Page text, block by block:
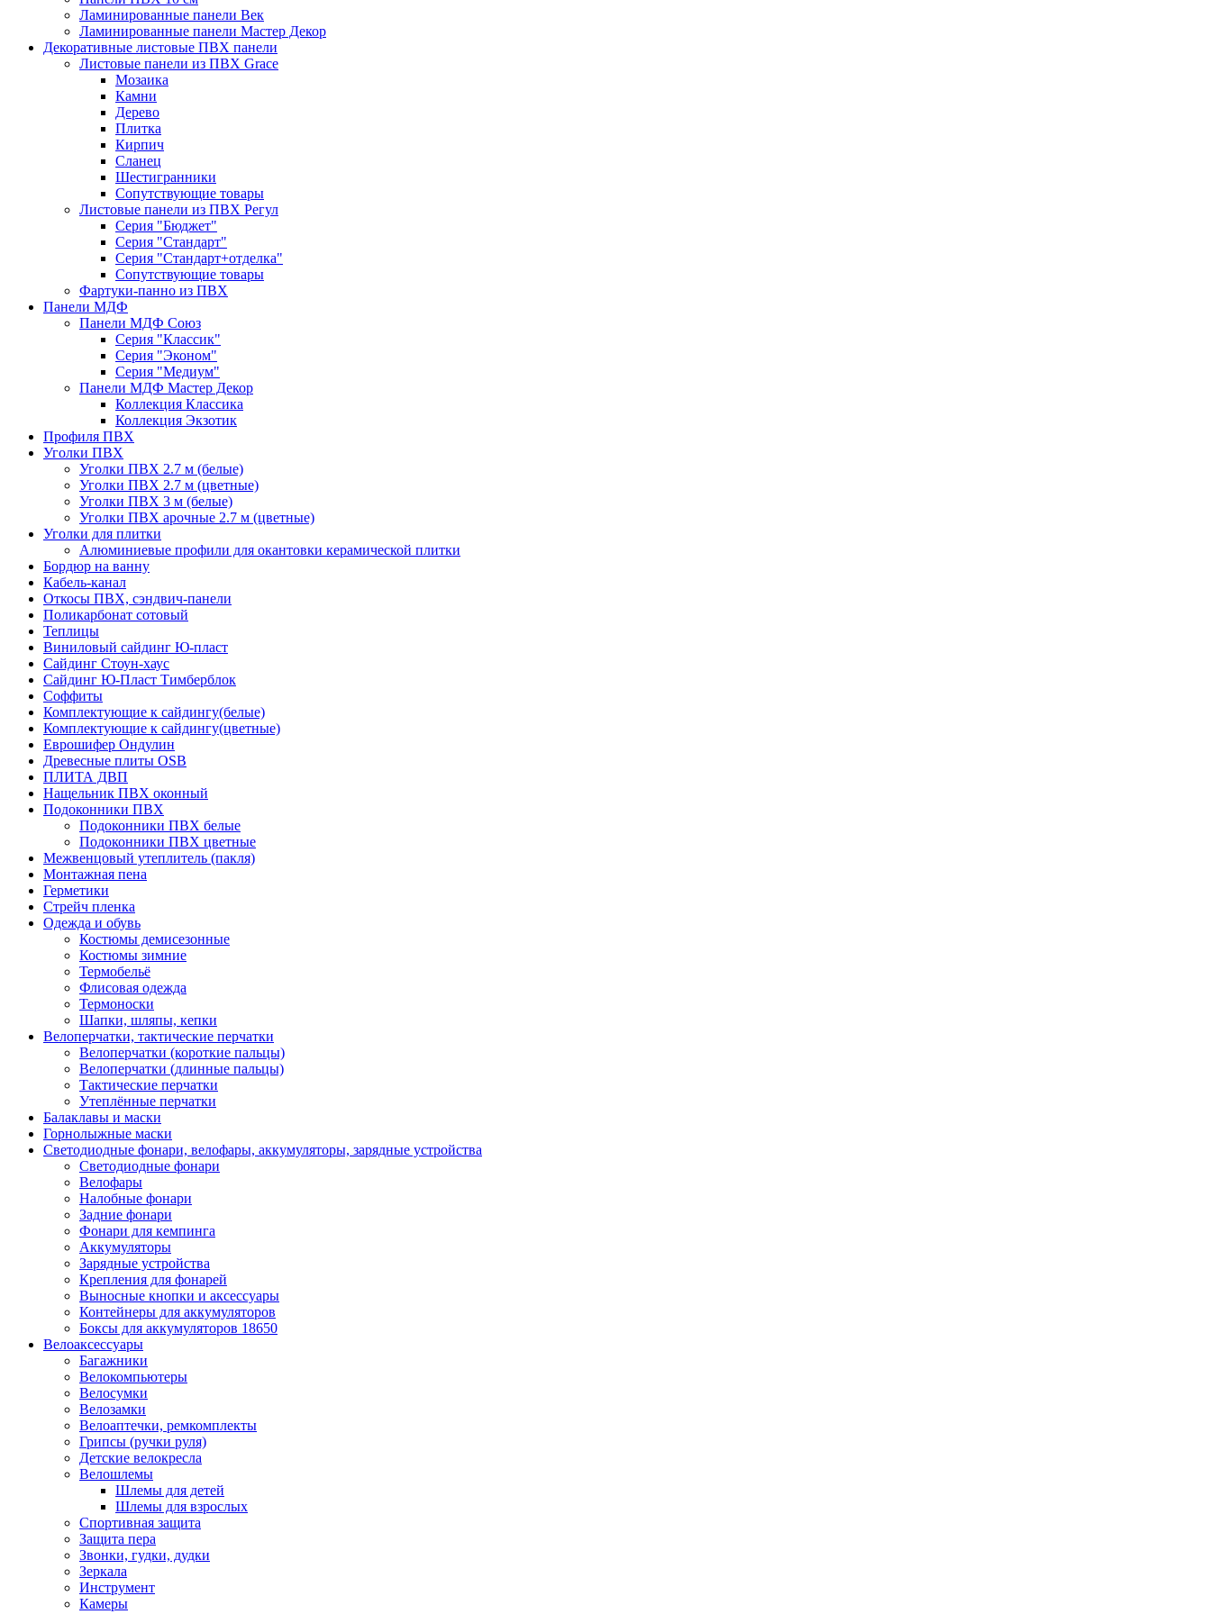
Ламинированные панели Век
Ламинированные панели Мастер Декор
Декоративные листовые ПВХ панели
Листовые панели из ПВХ Grace
Мозаика
Камни
Дерево
Плитка
Кирпич
Сланец
Шестигранники
Сопутствующие товары
Листовые панели из ПВХ Регул
Серия "Бюджет"
Серия "Стандарт"
Серия "Стандарт+отделка"
Сопутствующие товары
Фартуки-панно из ПВХ
Панели МДФ
Панели МДФ Союз
Серия "Классик"
Серия "Эконом"
Серия "Медиум"
Панели МДФ Мастер Декор
Коллекция Классика
Коллекция Экзотик
Профиля ПВХ
Уголки ПВХ
Уголки ПВХ 2.7 м (белые)
Уголки ПВХ 2.7 м (цветные)
Уголки ПВХ 3 м (белые)
Уголки ПВХ арочные 2.7 м (цветные)
Уголки для плитки
Алюминиевые профили для окантовки керамической плитки
Бордюр на ванну
Кабель-канал
Откосы ПВХ, сэндвич-панели
Поликарбонат сотовый
Теплицы
Виниловый сайдинг Ю-пласт
Сайдинг Стоун-хаус
Сайдинг Ю-Пласт Тимберблок
Соффиты
Комплектующие к сайдингу(белые)
Комплектующие к сайдингу(цветные)
Еврошифер Ондулин
Древесные плиты OSB
ПЛИТА ДВП
Нащельник ПВХ оконный
Подоконники ПВХ
Подоконники ПВХ белые
Подоконники ПВХ цветные
Межвенцовый утеплитель (пакля)
Монтажная пена
Герметики
Стрейч пленка
Одежда и обувь
Костюмы демисезонные
Костюмы зимние
Термобельё
Флисовая одежда
Термоноски
Шапки, шляпы, кепки
Велоперчатки, тактические перчатки
Велоперчатки (короткие пальцы)
Велоперчатки (длинные пальцы)
Тактические перчатки
Утеплённые перчатки
Балаклавы и маски
Горнолыжные маски
Светодиодные фонари, велофары, аккумуляторы, зарядные устройства
Светодиодные фонари
Велофары
Налобные фонари
Задние фонари
Фонари для кемпинга
Аккумуляторы
Зарядные устройства
Крепления для фонарей
Выносные кнопки и аксессуары
Контейнеры для аккумуляторов
Боксы для аккумуляторов 18650
Велоаксессуары
Багажники
Велокомпьютеры
Велосумки
Велозамки
Велоаптечки, ремкомплекты
Грипсы (ручки руля)
Детские велокресла
Велошлемы
Шлемы для детей
Шлемы для взрослых
Спортивная защита
Защита пера
Звонки, гудки, дудки
Зеркала
Инструмент
Камеры